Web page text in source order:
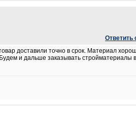
Ответить
доставили точно в срок. Материал
и дальше заказывать стройматериалы